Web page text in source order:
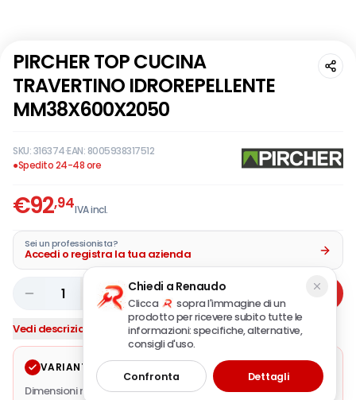
PIRCHER TOP CUCINA
TRAVERTINO IDROREPELLENTE
MM38X600X2050
SKU:316374·EAN: 8005938317512
●Spedito 24-48 ore
€92,94IVA incl.
Sei un professionista?
Accedi o registra la tua azienda
1 Aggiungi
Vedi descrizione completa
VARIANTE SELEZIONATA Modifica
Dimensioni mm.38x600x2050 · Colore / Finitura
Chiedi a Renaudo
Clicca
sopra l'immagine di un
prodotto per ricevere subito tutte le
informazioni: specifiche, alternative,
consigli d'uso.
Confronta Dettagli